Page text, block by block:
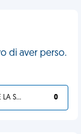
di aver perso.
SVEGLIATI, TE LA SEI CERCATA! 0